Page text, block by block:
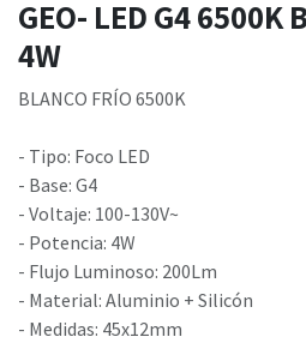
GEO- LED G4 6500K
4W
BLANCO FRÍO 6500K
- Tipo: Foco LED
- Base: G4
- Voltaje: 100-130V~
- Potencia: 4W
- Flujo Luminoso: 200Lm
- Material: Aluminio + Silicón
- Medidas: 45x12mm